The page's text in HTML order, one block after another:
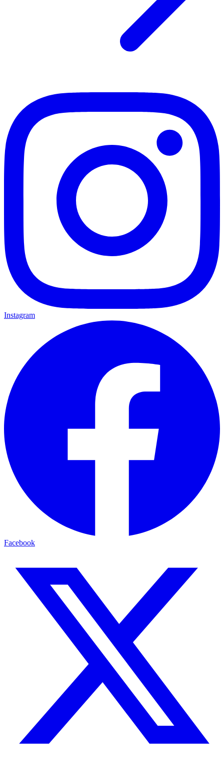
Instagram
Facebook